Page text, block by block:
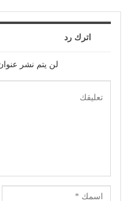
اترك رد
لن يتم نشر